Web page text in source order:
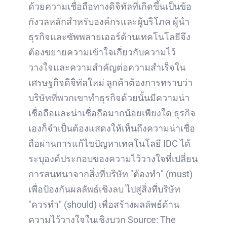
ด้วยความเชื่อถือทางดิจิทัลที่เกิดขึ้นเป็นข้อ
กังวลหลักสำหรับองค์กรและผู้บริโภค ผู้นำ
ธุรกิจและซัพพลายเออร์ด้านเทคโนโลยีจึง
ต้องขยายความเข้าใจเกี่ยวกับความไว้
วางใจและความสำคัญต่อความสำเร็จใน
เศรษฐกิจดิจิทัลใหม่ ลูกค้าต้องการทราบว่า
บริษัทที่พวกเขาทำธุรกิจด้วยนั้นมีความน่า
เชื่อถือและน่าเชื่อถือมากน้อยเพียงใด ธุรกิจ
เองก็จำเป็นต้องแสดงให้เห็นถึงความน่าเชื่อ
ถือผ่านการแก้ไขปัญหาเทคโนโลยี IDC ได้
ระบุองค์ประกอบของความไว้วางใจที่เปลี่ยน
การสนทนาจากสิ่งที่บริษัท "ต้องทำ" (must)
เพื่อป้องกันผลลัพธ์เชิงลบ ไปสู่สิ่งที่บริษัท
"ควรทำ" (should) เพื่อสร้างผลลัพธ์ด้าน
ความไว้วางใจในเชิงบวก Source: The